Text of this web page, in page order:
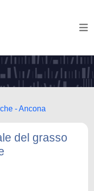
- Ancona
del grasso